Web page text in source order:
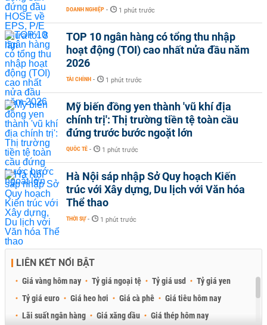
DOANH NGHIỆP - 1 phút trước
TOP 10 ngân hàng có tổng thu nhập
hoạt động (TOI) cao nhất nửa đầu năm
2026
TÀI CHÍNH - 1 phút trước
Mỹ biến đồng yen thành 'vũ khí địa
chính trị': Thị trường tiền tệ toàn cầu
đứng trước bước ngoặt lớn
QUỐC TẾ - 1 phút trước
Hà Nội sáp nhập Sở Quy hoạch Kiến
trúc với Xây dựng, Du lịch với Văn hóa
Thể thao
THỜI SỰ - 1 phút trước
LIÊN KẾT NỔI BẬT
Giá vàng hôm nay Tỷ giá ngoại tệ Tỷ giá usd
Tỷ giá yen
Tỷ giá euro
Giá heo hơi Giá cà phê
Giá tiêu hôm nay
Lãi suất ngân hàng
Giá xăng dầu Giá thép hôm nay